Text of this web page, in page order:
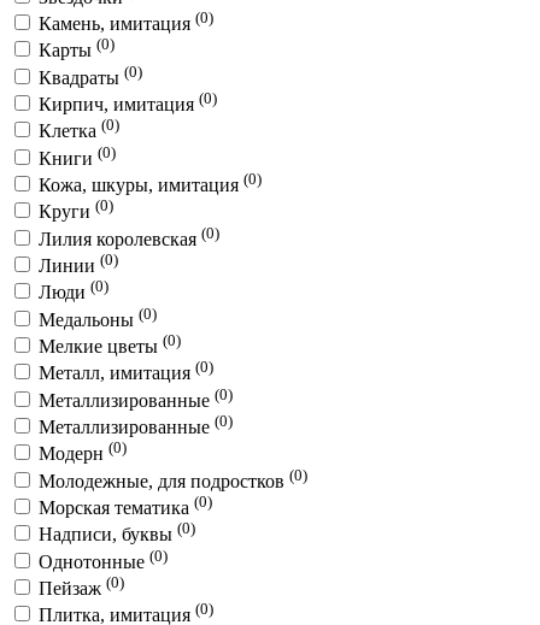
Камень, имитация (0)
Карты (0)
Квадраты (0)
Кирпич, имитация (0)
Клетка (0)
Книги (0)
Кожа, шкуры, имитация (0)
Круги (0)
Лилия королевская (0)
Линии (0)
Люди (0)
Медальоны (0)
Мелкие цветы (0)
Металл, имитация (0)
Металлизированные (0)
Металлизированные (0)
Модерн (0)
Молодежные, для подростков (0)
Морская тематика (0)
Надписи, буквы (0)
Однотонные (0)
Пейзаж (0)
Плитка, имитация (0)